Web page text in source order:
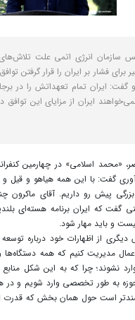
سازمان انرژی اتمی علت
برای فشار بر ایران را قرار گرفتن
ایران تمام تعهداتش را در
نمی‌خواهند ایران از مزایای این
«محمد اسلامی» در چهارمین
گفت: با این همه هیاهو و قیل و
بزرگی پیش رو داریم. آقای ماکرون
گفت که ایران برنامه هسته‌ای
و باید مهار شود.
از اظهارات خود درباره
مدیریت کنیم که همه
نشوند؛ چرا که به این شکل منابع
به طور تخصصی وارد شویم و در
است حول همان بخش که قدرت